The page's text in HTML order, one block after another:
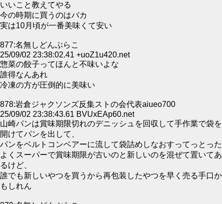
いいこと教えてやる
今の時期に買うのはバカ
実は10月頃が一番美味くて安い
877:名無しどんぶらこ
25/09/02 23:38:02.41 +uoZ1u420.net
惣菜の餃子ってほんと不味いよな
誰得なんあれ
冷凍の方が圧倒的に美味い
878:岩倉ジャクソンズ反集ストの会代表aiueo700
25/09/02 23:38:43.61 BVUxEAp60.net
山崎パンは賞味期限切れのデニッシュを回収して手作業で袋を
開けてパンを出して、
パンをベルトコンベアーに流して袋詰めしなおすってっとった
よくスーパーで賞味期限が古いのと新しいのを混ぜて置いてあ
るけど、
誰でも新しいやつを買うから再包装したやつを早く売る手口か
もしれん